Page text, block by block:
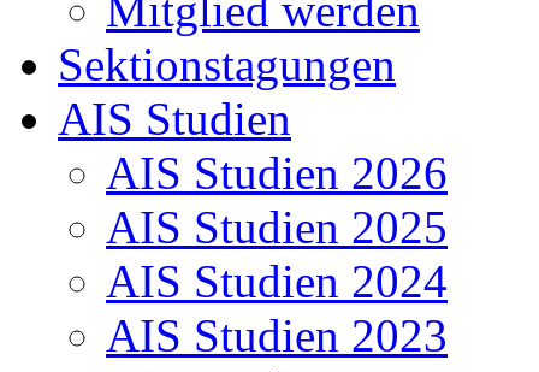
Sektionstagungen
AIS Studien
AIS Studien 2026
AIS Studien 2025
AIS Studien 2024
AIS Studien 2023